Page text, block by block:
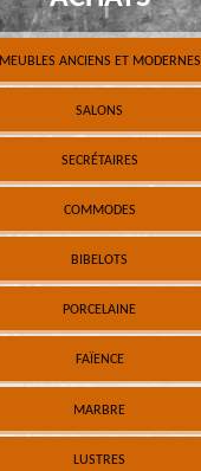
MEUBLES ANCIENS ET MODERNES
SALONS
SECRÉTAIRES
COMMODES
BIBELOTS
PORCELAINE
FAÏENCE
MARBRE
LUSTRES